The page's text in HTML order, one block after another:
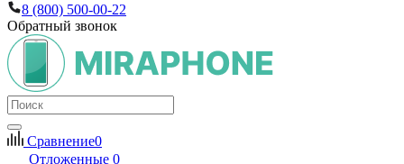
8 (800) 500-00-22
Обратный звонок
Сравнение0
Отложенные 0